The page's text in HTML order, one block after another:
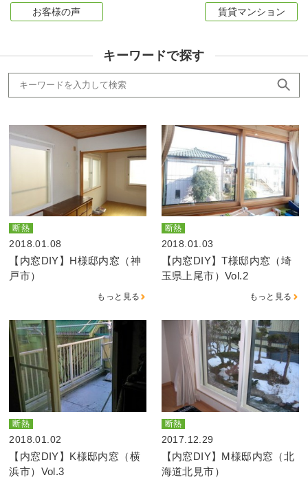
お客様の声 賃貸マンション
キーワードで探す
断熱
2018.01.08
【内窓DIY】H様邸内窓（神
戸市）
もっと見る
断熱
2018.01.03
【内窓DIY】T様邸内窓（埼
玉県上尾市）Vol.2
もっと見る
断熱
2018.01.02
【内窓DIY】K様邸内窓（横
浜市）Vol.3
断熱
2017.12.29
【内窓DIY】M様邸内窓（北
海道北見市）